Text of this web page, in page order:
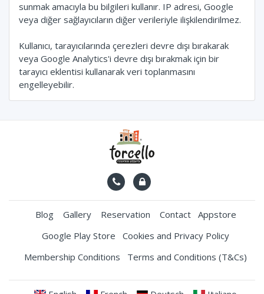
sunmak amacıyla bu bilgileri kullanır. IP adresi, Google
veya diğer sağlayıcıların diğer verileriyle ilişkilendirilmez.
Kullanıcı, tarayıcılarında çerezleri devre dışı bırakarak
veya Google Analytics'i devre dışı bırakmak için bir
tarayıcı eklentisi kullanarak veri toplanmasını
engelleyebilir.
Blog Gallery Reservation Contact
Appstore
Google Play Store
Cookies and Privacy Policy
Membership Conditions
Terms and Conditions (T&Cs)